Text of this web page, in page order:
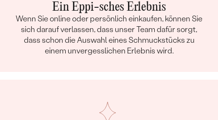
Ein Eppi-sches Erlebnis
Wenn Sie online oder persönlich einkaufen, können Sie
sich darauf verlassen, dass unser Team dafür sorgt,
dass schon die Auswahl eines Schmuckstücks zu
einem unvergesslichen Erlebnis wird.